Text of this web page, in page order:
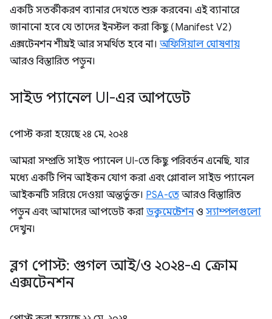
একটি সতর্কীকরণ ব্যানার দেখতে শুরু করবেন। এই ব্যানারে
জানানো হবে যে তাদের ইনস্টল করা কিছু (Manifest V2)
এক্সটেনশন শীঘ্রই আর সমর্থিত হবে না। অফিসিয়াল ঘোষণায়
আরও বিস্তারিত পড়ুন।
সাইড প্যানেল UI-এর আপডেট
পোস্ট করা হয়েছে২৪ মে, ২০২৪
আমরা সম্প্রতি সাইড প্যানেল UI-তে কিছু পরিবর্তন এনেছি, যার
মধ্যে একটি পিন আইকন যোগ করা এবং গ্লোবাল সাইড প্যানেল
আইকনটি সরিয়ে দেওয়া অন্তর্ভুক্ত। PSA-তে আরও বিস্তারিত
পড়ুন এবং আমাদের আপডেট করা ডকুমেন্টেশনও স্যাম্পলগুলো
দেখুন।
ব্লগ পোস্ট: গুগল আই/ও ২০২৪-এ ক্রোম
এক্সটেনশন